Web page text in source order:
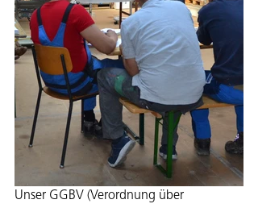
Unser GGBV (Verordnung über